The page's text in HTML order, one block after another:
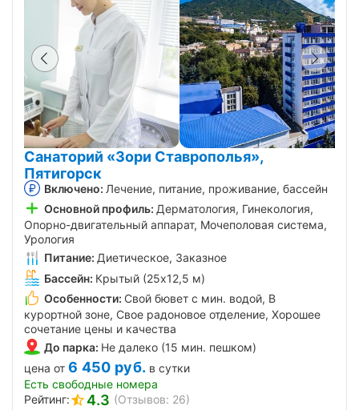
Санаторий «Зори Ставрополья»,
Пятигорск
Включено: Лечение, питание, проживание, бассейн
Основной профиль: Дерматология, Гинекология,
Опорно-двигательный аппарат, Мочеполовая система,
Урология
Питание: Диетическое, Заказное
Бассейн: Крытый (25х12,5 м)
Особенности: Свой бювет с мин. водой, В
курортной зоне, Свое радоновое отделение, Хорошее
сочетание цены и качества
До парка: Не далеко (15 мин. пешком)
цена от 6 450 руб. в сутки
Есть свободные номера
Рейтинг:
4.3 (Отзывов: 26)